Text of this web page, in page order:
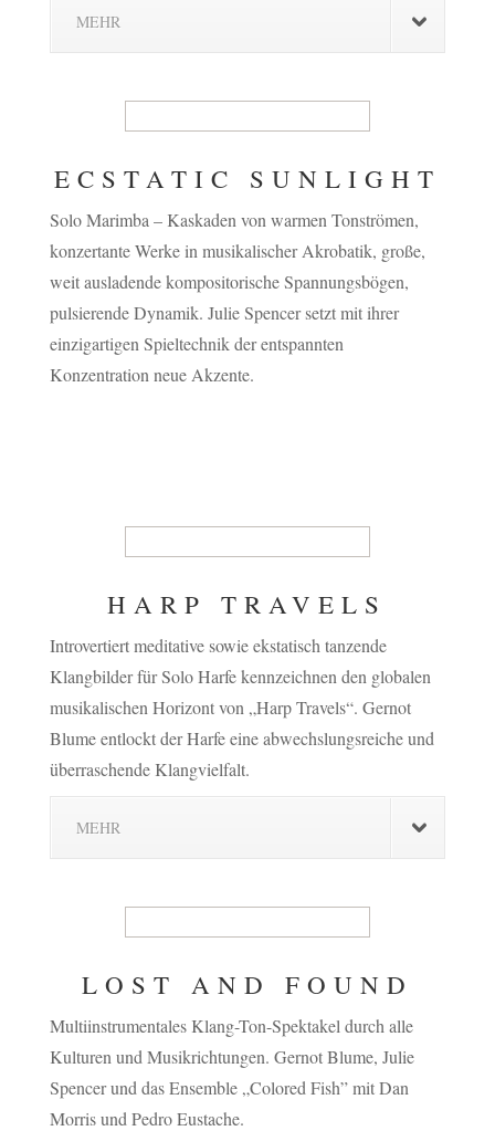
MEHR
ECSTATIC SUNLIGHT
Solo Marimba – Kaskaden von warmen Tonströmen,
konzertante Werke in musikalischer Akrobatik, große,
weit ausladende kompositorische Spannungsbögen,
pulsierende Dynamik. Julie Spencer setzt mit ihrer
einzigartigen Spieltechnik der entspannten
Konzentration neue Akzente.
HARP TRAVELS
Introvertiert meditative sowie ekstatisch tanzende
Klangbilder für Solo Harfe kennzeichnen den globalen
musikalischen Horizont von „Harp Travels“. Gernot
Blume entlockt der Harfe eine abwechslungsreiche und
überraschende Klangvielfalt.
MEHR
LOST AND FOUND
Multiinstrumentales Klang-Ton-Spektakel durch alle
Kulturen und Musikrichtungen. Gernot Blume, Julie
Spencer und das Ensemble „Colored Fish” mit Dan
Morris und Pedro Eustache.